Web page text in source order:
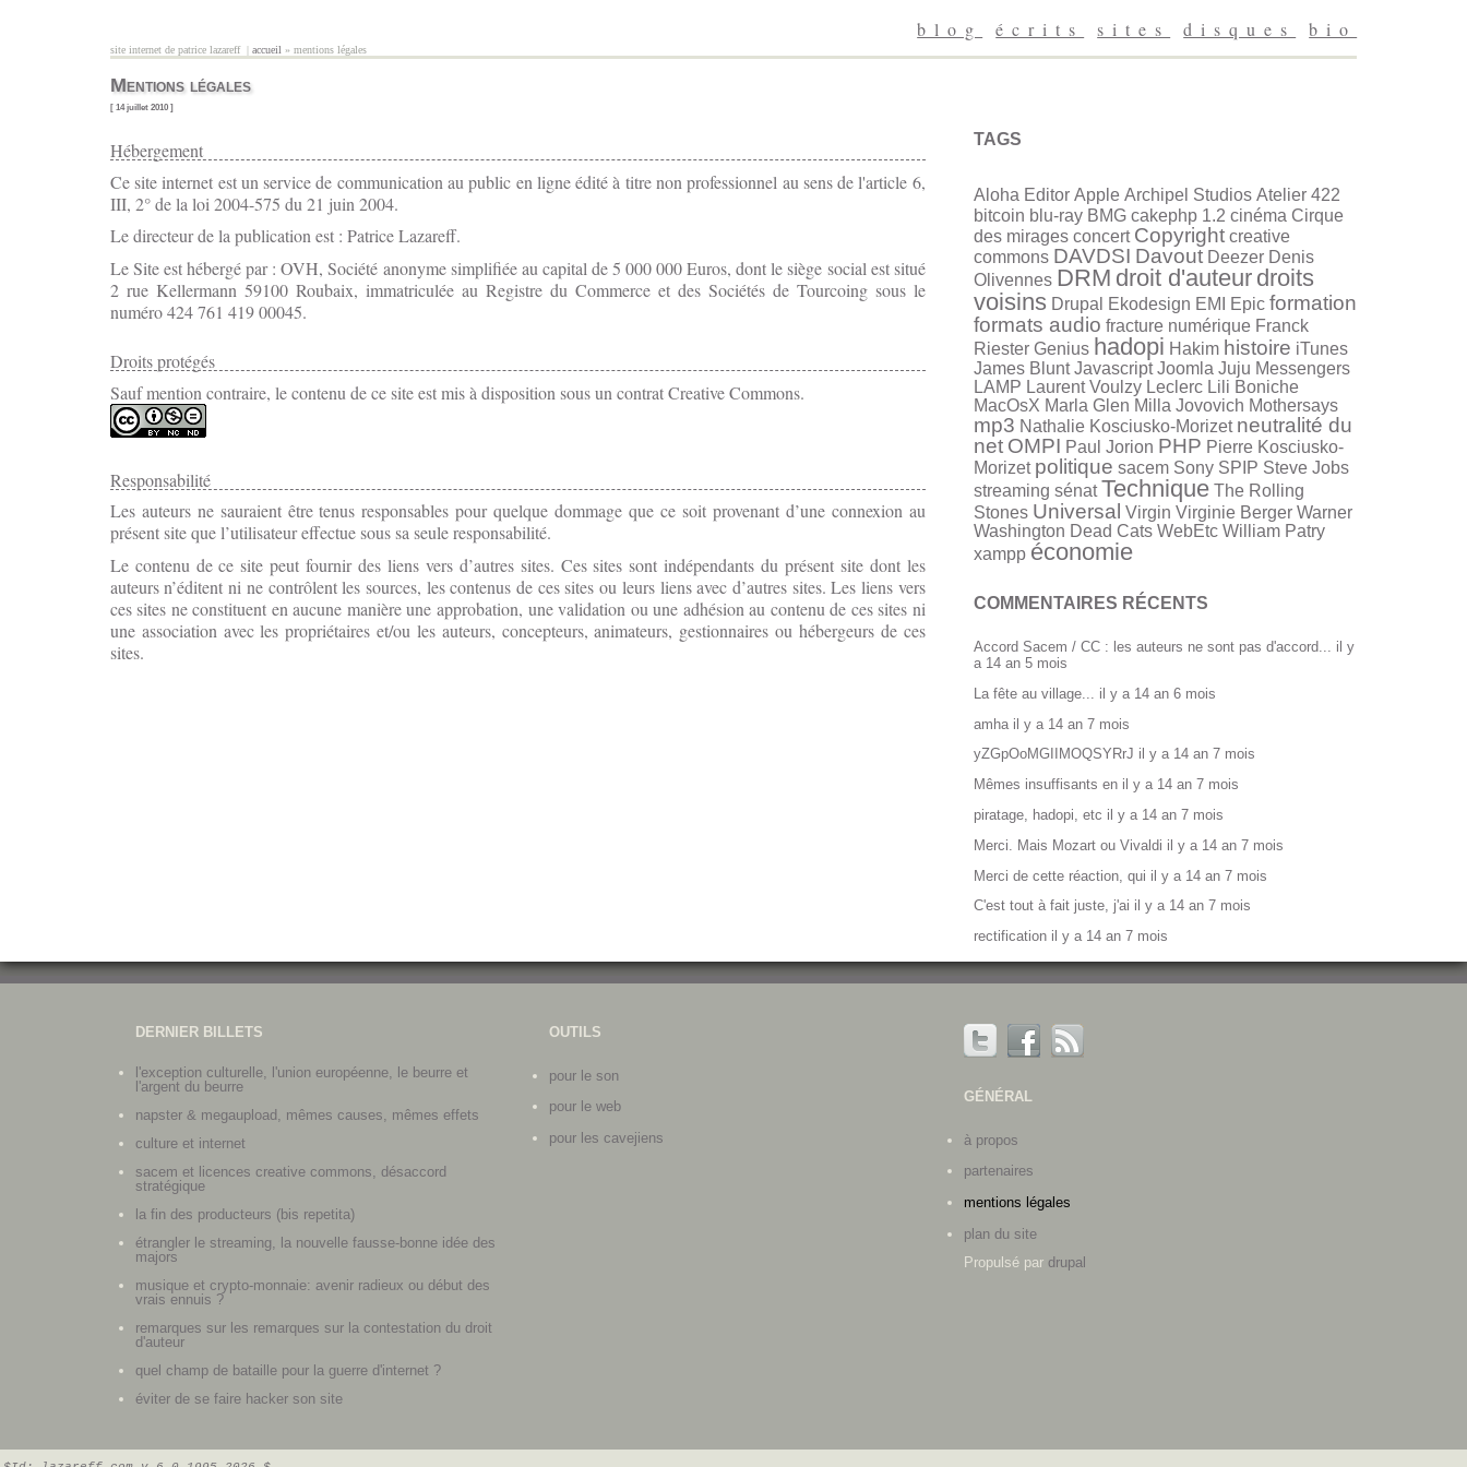
blog
écrits sites disques bio
site internet de patrice lazareff |
vous êtes ici
accueil » mentions légales
Mentions légales
[ 14 juillet 2010 ]
Hébergement
Ce site internet est un service de communication au public en ligne édité à titre non professionnel au sens de l'article 6,
III, 2° de la loi 2004-575 du 21 juin 2004.
Le directeur de la publication est : Patrice Lazareff.
Le Site est hébergé par : OVH, Société anonyme simplifiée au capital de 5 000 000 Euros, dont le siège social est situé
2 rue Kellermann 59100 Roubaix, immatriculée au Registre du Commerce et des Sociétés de Tourcoing sous le
numéro 424 761 419 00045.
Droits protégés
Sauf mention contraire, le contenu de ce site est mis à disposition sous un contrat Creative Commons.
Responsabilité
Les auteurs ne sauraient être tenus responsables pour quelque dommage que ce soit provenant d’une connexion au
présent site que l’utilisateur effectue sous sa seule responsabilité.
Le contenu de ce site peut fournir des liens vers d’autres sites. Ces sites sont indépendants du présent site dont les
auteurs n’éditent ni ne contrôlent les sources, les contenus de ces sites ou leurs liens avec d’autres sites. Les liens vers
ces sites ne constituent en aucune manière une approbation, une validation ou une adhésion au contenu de ces sites ni
une association avec les propriétaires et/ou les auteurs, concepteurs, animateurs, gestionnaires ou hébergeurs de ces
sites.
TAGS
Aloha Editor Apple Archipel Studios Atelier 422
bitcoin blu-ray BMG cakephp 1.2 cinéma Cirque
des mirages concert Copyright creative
commons DAVDSI Davout Deezer Denis
Olivennes DRM droit d'auteur droits
voisins Drupal Ekodesign EMI Epic formation
formats audio fracture numérique Franck
Riester Genius hadopi Hakim histoire iTunes
James Blunt Javascript Joomla Juju Messengers
LAMP Laurent Voulzy Leclerc Lili Boniche
MacOsX Marla Glen Milla Jovovich Mothersays
mp3 Nathalie Kosciusko-Morizet neutralité du
net OMPI Paul Jorion PHP Pierre Kosciusko-
Morizet politique sacem Sony SPIP Steve Jobs
streaming sénat Technique The Rolling
Stones Universal Virgin Virginie Berger Warner
Washington Dead Cats WebEtc William Patry
xampp économie
COMMENTAIRES RÉCENTS
Accord Sacem / CC : les auteurs ne sont pas d'accord...
il y
a 14 an 5 mois
La fête au village...
il y a 14 an 6 mois
amha il y a 14 an 7 mois
yZGpOoMGIIMOQSYRrJ il y a 14 an 7 mois
Mêmes insuffisants en il y a 14 an 7 mois
piratage, hadopi, etc il y a 14 an 7 mois
Merci. Mais Mozart ou Vivaldi il y a 14 an 7 mois
Merci de cette réaction, qui il y a 14 an 7 mois
C'est tout à fait juste, j'ai il y a 14 an 7 mois
rectification il y a 14 an 7 mois
DERNIER BILLETS
l'exception culturelle, l'union européenne, le beurre et
l'argent du beurre
napster & megaupload, mêmes causes, mêmes effets
culture et internet
sacem et licences creative commons, désaccord
stratégique
la fin des producteurs (bis repetita)
étrangler le streaming, la nouvelle fausse-bonne idée des
majors
musique et crypto-monnaie: avenir radieux ou début des
vrais ennuis ?
remarques sur les remarques sur la contestation du droit
d'auteur
quel champ de bataille pour la guerre d'internet ?
éviter de se faire hacker son site
OUTILS
pour le son
pour le web
pour les cavejiens
GÉNÉRAL
à propos
partenaires
mentions légales
plan du site
Propulsé par drupal